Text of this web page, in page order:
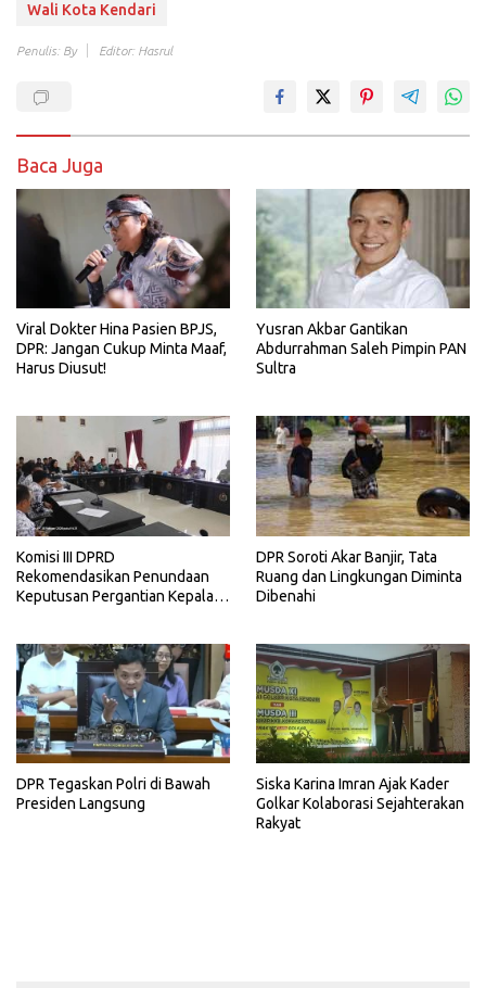
Wali Kota Kendari
Penulis: By Editor: Hasrul
Baca Juga
Viral Dokter Hina Pasien BPJS,
DPR: Jangan Cukup Minta Maaf,
Harus Diusut!
Yusran Akbar Gantikan
Abdurrahman Saleh Pimpin PAN
Sultra
Komisi III DPRD
Rekomendasikan Penundaan
Keputusan Pergantian Kepala
DPR Soroti Akar Banjir, Tata
Ruang dan Lingkungan Diminta
Dibenahi
DPR Tegaskan Polri di Bawah
Presiden Langsung
Siska Karina Imran Ajak Kader
Golkar Kolaborasi Sejahterakan
Rakyat